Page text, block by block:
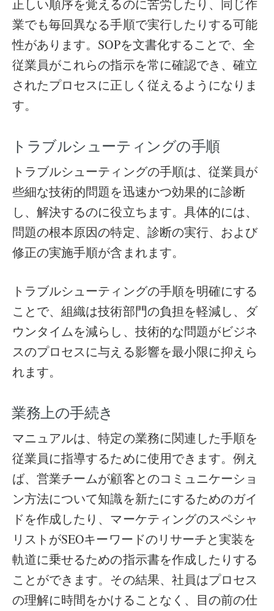
正しい順序を覚えるのに苦労したり、同じ作
業でも毎回異なる手順で実行したりする可能
性があります。SOPを文書化することで、全
従業員がこれらの指示を常に確認でき、確立
されたプロセスに正しく従えるようになりま
す。
トラブルシューティングの手順
トラブルシューティングの手順は、従業員が
些細な技術的問題を迅速かつ効果的に診断
し、解決するのに役立ちます。具体的には、
問題の根本原因の特定、診断の実行、および
修正の実施手順が含まれます。
トラブルシューティングの手順を明確にする
ことで、組織は技術部門の負担を軽減し、ダ
ウンタイムを減らし、技術的な問題がビジネ
スのプロセスに与える影響を最小限に抑えら
れます。
業務上の手続き
マニュアルは、特定の業務に関連した手順を
従業員に指導するために使用できます。例え
ば、営業チームが顧客とのコミュニケーショ
ン方法について知識を新たにするためのガイ
ドを作成したり、マーケティングのスペシャ
リストがSEOキーワードのリサーチと実装を
軌道に乗せるための指示書を作成したりする
ことができます。その結果、社員はプロセス
の理解に時間をかけることなく、目の前の仕